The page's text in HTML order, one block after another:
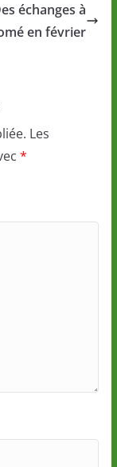
échanges à
en février
Les
*